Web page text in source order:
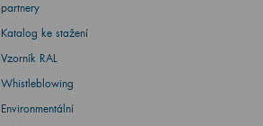
partnery
Katalog ke stažení
Vzorník RAL
Whistleblowing
Environmentální